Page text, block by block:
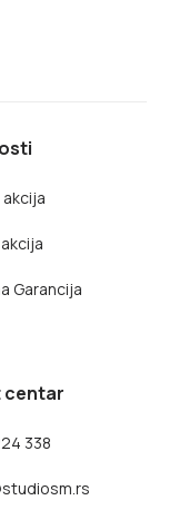
Garancija
centar
338